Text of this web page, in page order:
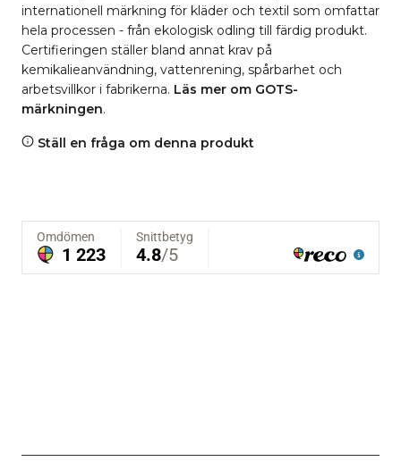
internationell märkning för kläder och textil som omfattar
hela processen - från ekologisk odling till färdig produkt.
Certifieringen ställer bland annat krav på
kemikalieanvändning, vattenrening, spårbarhet och
arbetsvillkor i fabrikerna. Läs mer om GOTS-
märkningen.
Ställ en fråga om denna produkt